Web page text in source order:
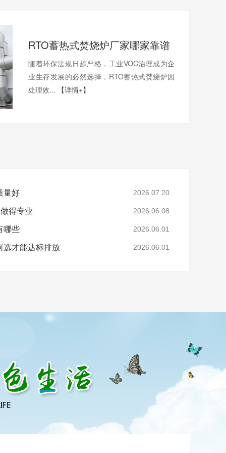
RTO蓄热式焚烧炉厂家哪家靠谱
随着环保法规日趋严格，工业VOC治理成为企
业生存发展的必然选择，RTO蓄热式焚烧炉因
处理效...
【详情+】
量好 2026.07.20
得专业 2026.06.08
哪些 2026.06.01
选才能达标排放 2026.06.01